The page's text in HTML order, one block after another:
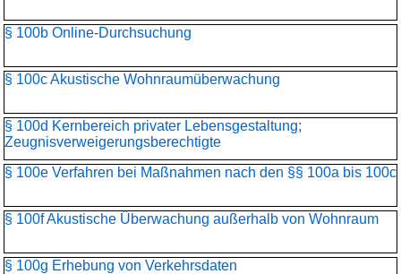
§ 100b Online-Durchsuchung
§ 100c Akustische Wohnraumüberwachung
§ 100d Kernbereich privater Lebensgestaltung;
Zeugnisverweigerungs­berechtigte
§ 100e Verfahren bei Maßnahmen nach den §§ 100a bis 100c
§ 100f Akustische Überwachung außerhalb von Wohnraum
§ 100g Erhebung von Verkehrsdaten